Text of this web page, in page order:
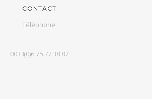
CONTACT
Téléphone:
0033(0)6 75 77 38 87